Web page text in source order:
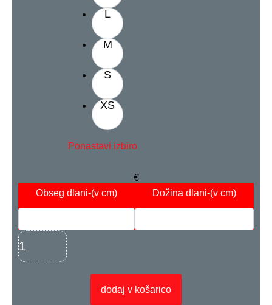
L
M
S
XS
Ponastavi izbiro
€
Obseg dlani-(v cm) Dožina dlani-(v cm)
dodaj v košarico